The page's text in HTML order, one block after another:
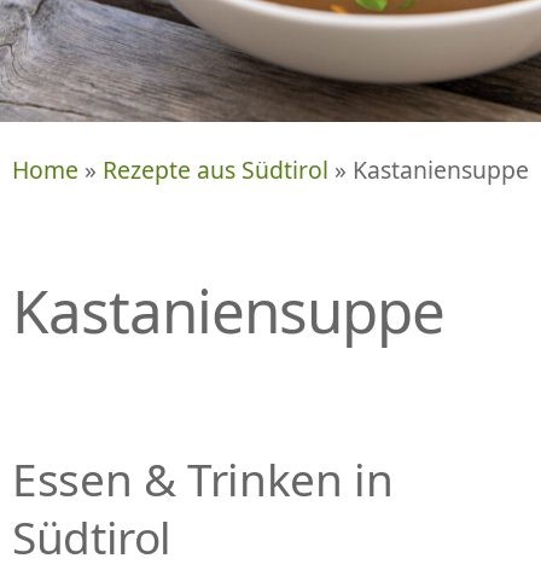
P
R
I
N
N
Home » Rezepte aus Südtirol » Kastaniensuppe
Kastaniensuppe
Essen & Trinken in
Südtirol